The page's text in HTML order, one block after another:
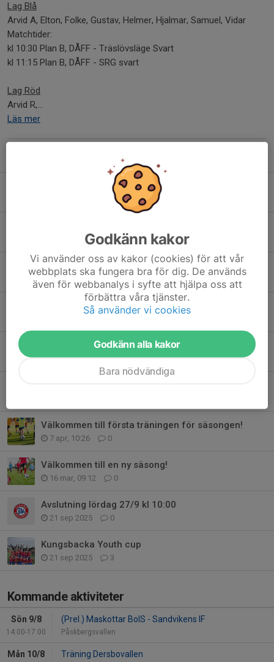
Lag Blå
Arvid A, Elton, Folke, Gustav, Helmer, Hjalmar, Samuel, Vidar
Matchtider:
kl 10:30 Plan B, DÅFF - Träslövsläge Svart
kl 11:15 Plan B, DÅFF - SRG svart
Lag Röd
Arvid R,...
Läs mer
Lagen inför Poolspel 30 maj
0
13 maj, 09:23 0
Hur vi beter oss mot varandra
6 maj, 20:19
Tack för en fin dag i Horred!
Lagen till Horredscupen
20 apr, 19:53 0
Välkommen till första träningen för säsongen!
7 apr, 10:26 0
Välkommen till en ny säsong!
16 mar, 09:12 0
Avslutning lördag 27/9 kl 10:00
21 sep 2025 0
Kungsbacka Youth cup
21 sep 2025 3
Kommande aktiviteter
Sön 9/8
14:00-17:00
(Prel.) Maskottar BoIS - Sandvikens IF
Påskbergsvallen
Mån 10/8 Träning Dersbovallen
Godkänn kakor
Vi använder oss av kakor (cookies) för att vår
webbplats ska fungera bra för dig. De används
även för webbanalys i syfte att hjälpa oss att
förbättra våra tjänster.
Så använder vi cookies
Godkänn alla kakor
Bara nödvändiga